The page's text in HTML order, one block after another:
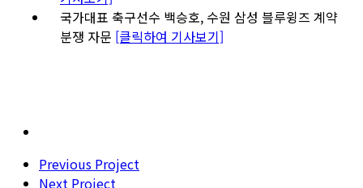
국가대표 축구선수 백승호, 수원 삼성 블루윙즈 계약
분쟁 자문 [클릭하여 기사보기]
Previous Project
Next Project